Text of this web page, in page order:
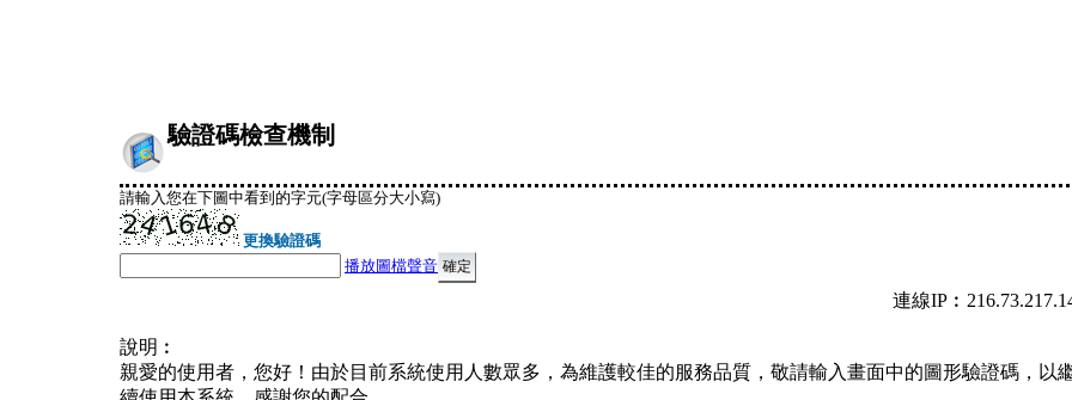
驗證碼檢查機制
請輸入您在下圖中看到的字元(字母區分大小寫)
更換驗證碼
播放圖檔聲音
連線
說明︰
親愛的使用者，您好！由於目前系統使用人數眾多，為維護較佳的服務品質，敬請輸入畫面中的圖形驗證碼，以